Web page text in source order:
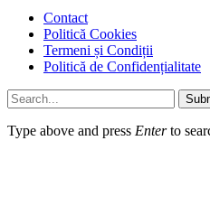
Contact
Politică Cookies
Termeni și Condiții
Politică de Confidențialitate
Type above and press Enterto